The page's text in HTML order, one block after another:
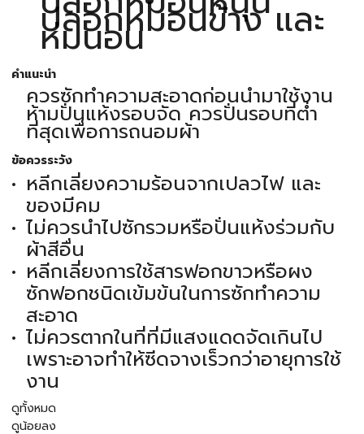
ปลอกหมอนข้าง และ
ห่มนอน
คำแนะนำ
ควรซักทำความสะอาดก่อนนำมาใช้งาน
ห้ามปั่นแห้งรอบจัด ควรปั่นรอบที่ต่ำ
ที่สุดเพื่อการถนอมผ้า
ข้อควรระวัง
หลีกเลี่ยงความร้อนจากเปลวไฟ และ
ของมีคม
ไม่ควรนำไปซักรวมหรือปั่นแห้งร่วมกับ
ผ้าสีอื่น
หลีกเลี่ยงการใช้สารฟอกขาวหรือผง
ซักฟอกชนิดเข้มข้นในการซักทำความ
สะอาด
ไม่ควรตากในที่ที่มีแสงแดดจัดเกินไป
เพราะอาจทำให้ซีดจางเร็วกว่าอายุการใช้
งาน
ดูทั้งหมด
ดูน้อยลง